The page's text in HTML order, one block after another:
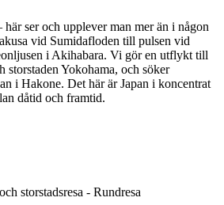
här ser och upplever man mer än i någon
vid Sumidafloden till pulsen vid
i Akihabara. Vi gör en utflykt till
storstaden Yokohama, och söker
i Hakone. Det här är Japan i koncentrat
dåtid och framtid.
storstadsresa - Rundresa